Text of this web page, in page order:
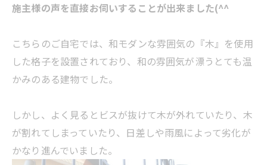
施主様の声を直接お伺いすることが出来ました(^^
こちらのご自宅では、和モダンな雰囲気の『木』を使用
した格子を設置されており、和の雰囲気が漂うとても温
かみのある建物でした。
しかし、よく見るとビスが抜けて木が外れていたり、木
が割れてしまっていたり、日差しや雨風によって劣化が
かなり進んでいました。